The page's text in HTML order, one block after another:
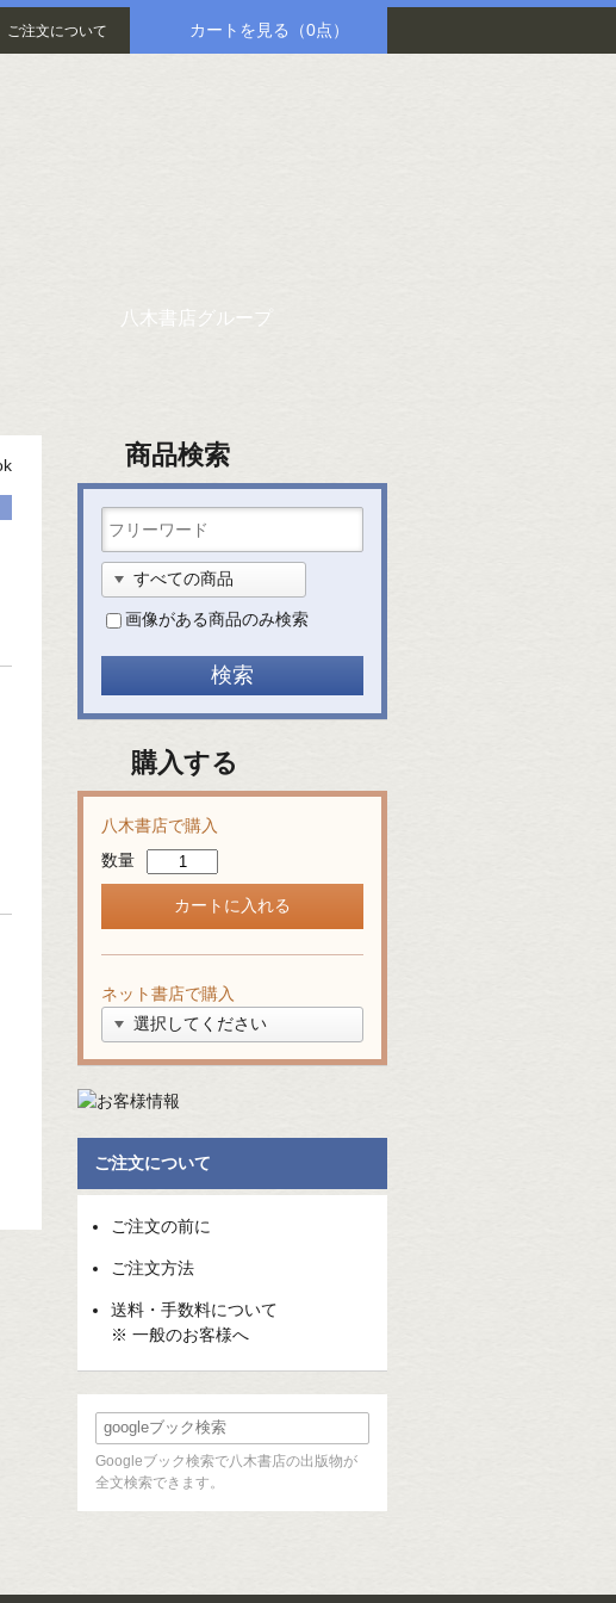
ご注文について カートを見る （0点）
八木書店グループ
商品検索
画像がある商品のみ検索
購入する
八木書店で購入
数量
ネット書店で購入
ご注文について
ご注文の前に
ご注文方法
送料・手数料について
※ 一般のお客様へ
Googleブック検索で八木書店の出版物が
全文検索できます。